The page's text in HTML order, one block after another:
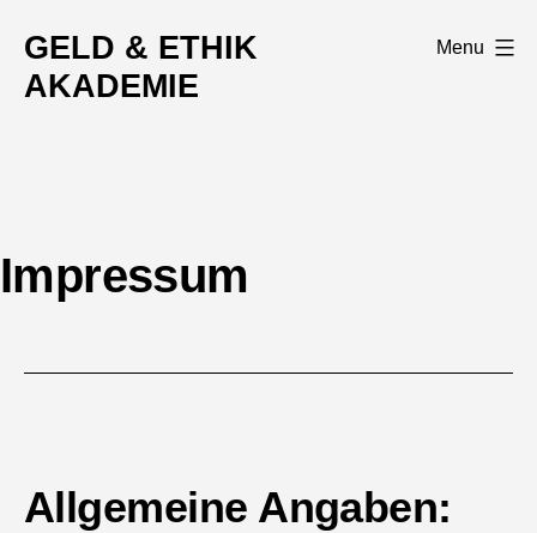
content
GELD & ETHIK
AKADEMIE
Menu
Impressum
Allgemeine Angaben: